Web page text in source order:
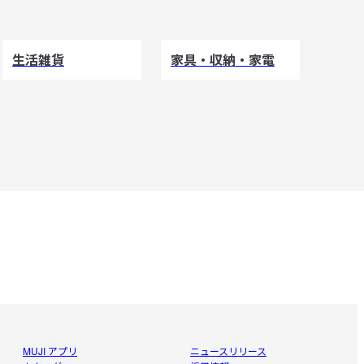
生活雑貨 家具・収納・家電
MUJI アプリ
ニュースリリース